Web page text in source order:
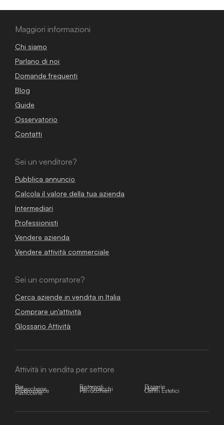
Maggiori informazioni
Chi siamo
Parlano di noi
Domande frequenti
Blog
Guide
Osservatorio
Contatti
Sei un venditore?
Pubblica annuncio
Calcola il valore della tua azienda
Intermediari
Professionisti
Vendere azienda
Vendere attività commerciale
Sei un compratore?
Cerca aziende in vendita in Italia
Comprare un'attività
Glossario Attività
Attività in vendita per settore
Bar Ristoranti Pizzerie
Tabaccherie Bar Tabacchi Hotel
E-commerce Parrucchieri Centri Estetici
Pasticcerie